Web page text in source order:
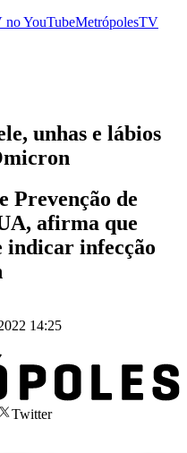
noYouTubeMetrópolesTV
unhas e lábios
Prevenção de
afirma que
indicar infecção
14:25
Twitter